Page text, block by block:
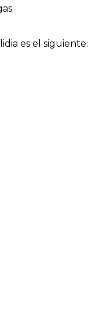
es el siguiente: